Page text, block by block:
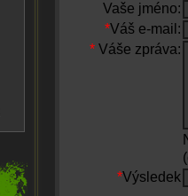
Vaše jméno:
*Váš e-mail:
* Váše zpráva:
*Výsledek